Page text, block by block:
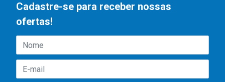
Cadastre-se para receber nossas
ofertas!